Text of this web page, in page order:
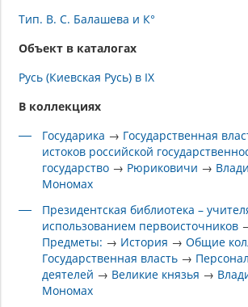
Тип. В. С. Балашева и К°
Объект в каталогах
Русь (Киевская Русь) в IX
В коллекциях
Государика → Государственная
истоков российской
государство → Рюриковичи →
Мономах
Президентская библиотека –
использованием первоисточников
Предметы: → История →Общие
Государственная власть →
деятелей → Великие князья →
Мономах